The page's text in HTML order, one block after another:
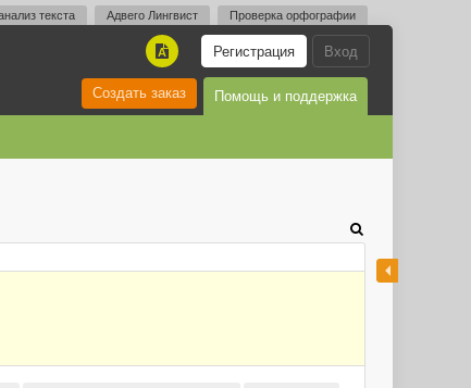
текста Адвего Лингвист Проверка орфографии
Вход
Регистрация
A
Помощь и поддержка
Создать заказ